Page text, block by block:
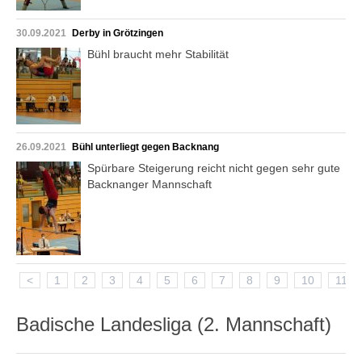
30.09.2021 Derby in Grötzingen
Bühl braucht mehr Stabilität
26.09.2021 Bühl unterliegt gegen Backnang
Spürbare Steigerung reicht nicht gegen sehr gute
Backnanger Mannschaft
< 1 2 3 4 5 6 7 8 9 10 11
Badische Landesliga (2. Mannschaft)